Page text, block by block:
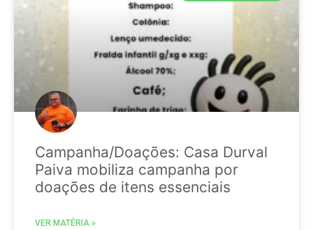
Campanha/Doações: Casa Durval
Paiva mobiliza campanha por
doações de itens essenciais
VER MATÉRIA »